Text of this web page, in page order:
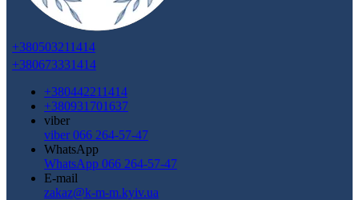
+380503211414
+380673331414
+380442211414
+380931701637
viber
viber 066 264-57-47
WhatsApp
WhatsApp 066 264-57-47
E-mail
zakaz@k-m-m.kyiv.ua